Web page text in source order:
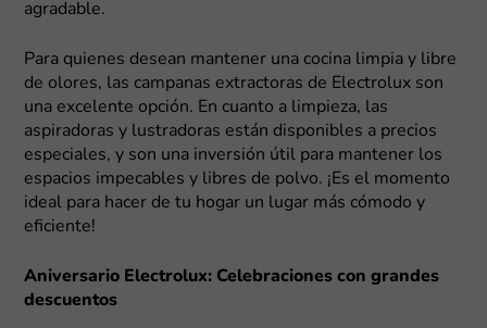
agradable.
Para quienes desean mantener una cocina limpia y libre
de olores, las campanas extractoras de Electrolux son
una excelente opción. En cuanto a limpieza, las
aspiradoras y lustradoras están disponibles a precios
especiales, y son una inversión útil para mantener los
espacios impecables y libres de polvo. ¡Es el momento
ideal para hacer de tu hogar un lugar más cómodo y
eficiente!
Aniversario Electrolux: Celebraciones con grandes
descuentos